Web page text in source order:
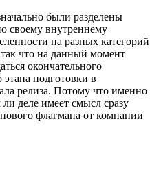
были разделены
своему внутреннему
на разных категорий
что на данный момент
окончательного
подготовки в
релиза. Потому что именно
деле имеет смысл сразу
флагмана от компании